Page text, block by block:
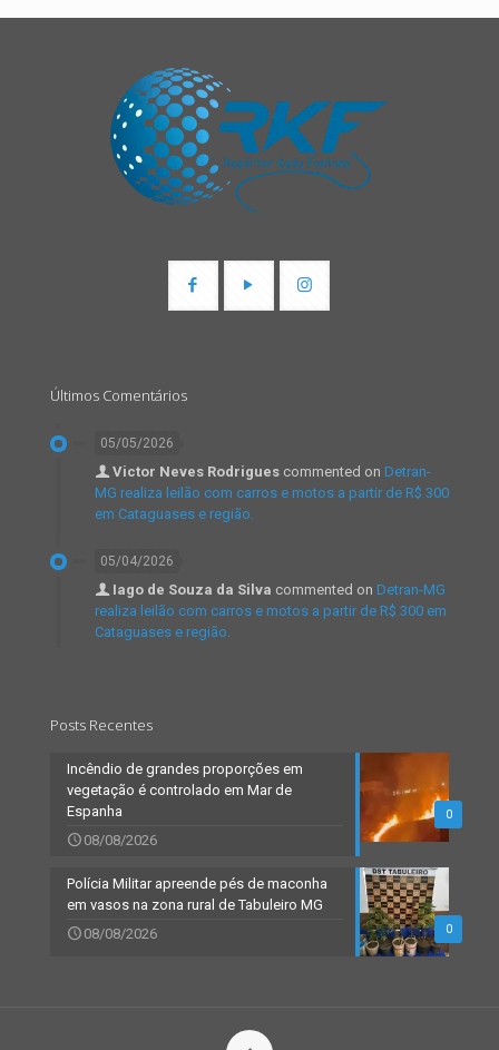
Últimos Comentários
05/05/2026
Victor Neves Rodrigues commented on Detran-
MG realiza leilão com carros e motos a partir de R$ 300
em Cataguases e região.
05/04/2026
Iago de Souza da Silva commented on Detran-MG
realiza leilão com carros e motos a partir de R$ 300 em
Cataguases e região.
Posts Recentes
0
Incêndio de grandes proporções em
vegetação é controlado em Mar de
Espanha
08/08/2026
0
Polícia Militar apreende pés de maconha
em vasos na zona rural de Tabuleiro MG
08/08/2026